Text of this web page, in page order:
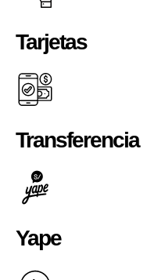
Tarjetas
Transferencia
Yape